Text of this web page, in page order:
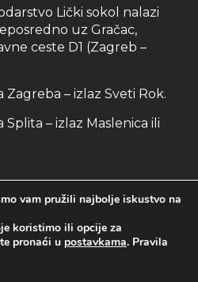
Lički sokol nalazi
uz Gračac,
ceste D1 (Zagreb –
– izlaz Sveti Rok.
– izlaz Maslenica ili
Sva prava pridržana. /Izjava o
vam pružili najbolje iskustvo na
koristimo ili opcije za
pronaći u postavkama. Pravila